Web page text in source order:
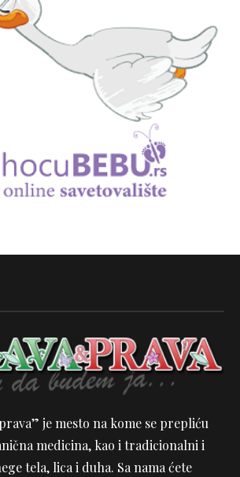
je mesto na kome se prepliću
medicina, kao i tradicionalni i
tela, lica i duha. Sa nama ćete